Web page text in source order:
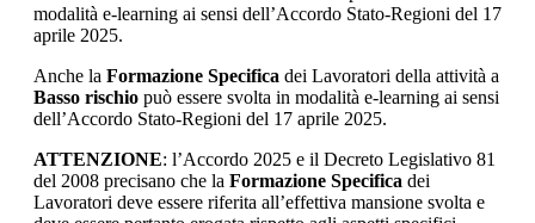
modalità e-learning ai sensi dell’Accordo Stato-Regioni del 17
aprile 2025.
Anche la Formazione Specifica dei Lavoratori della attività a
Basso rischio può essere svolta in modalità e-learning ai sensi
dell’Accordo Stato-Regioni del 17 aprile 2025.
ATTENZIONE: l’Accordo 2025 e il Decreto Legislativo 81
del 2008 precisano che la Formazione Specifica dei
Lavoratori deve essere riferita all’effettiva mansione svolta e